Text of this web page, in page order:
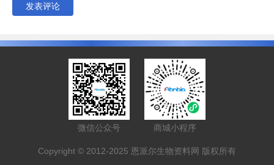
发表评论
微信公众号 商城小程序
Copyright © 2012-2025 恩派尔生物资料网 版权所有